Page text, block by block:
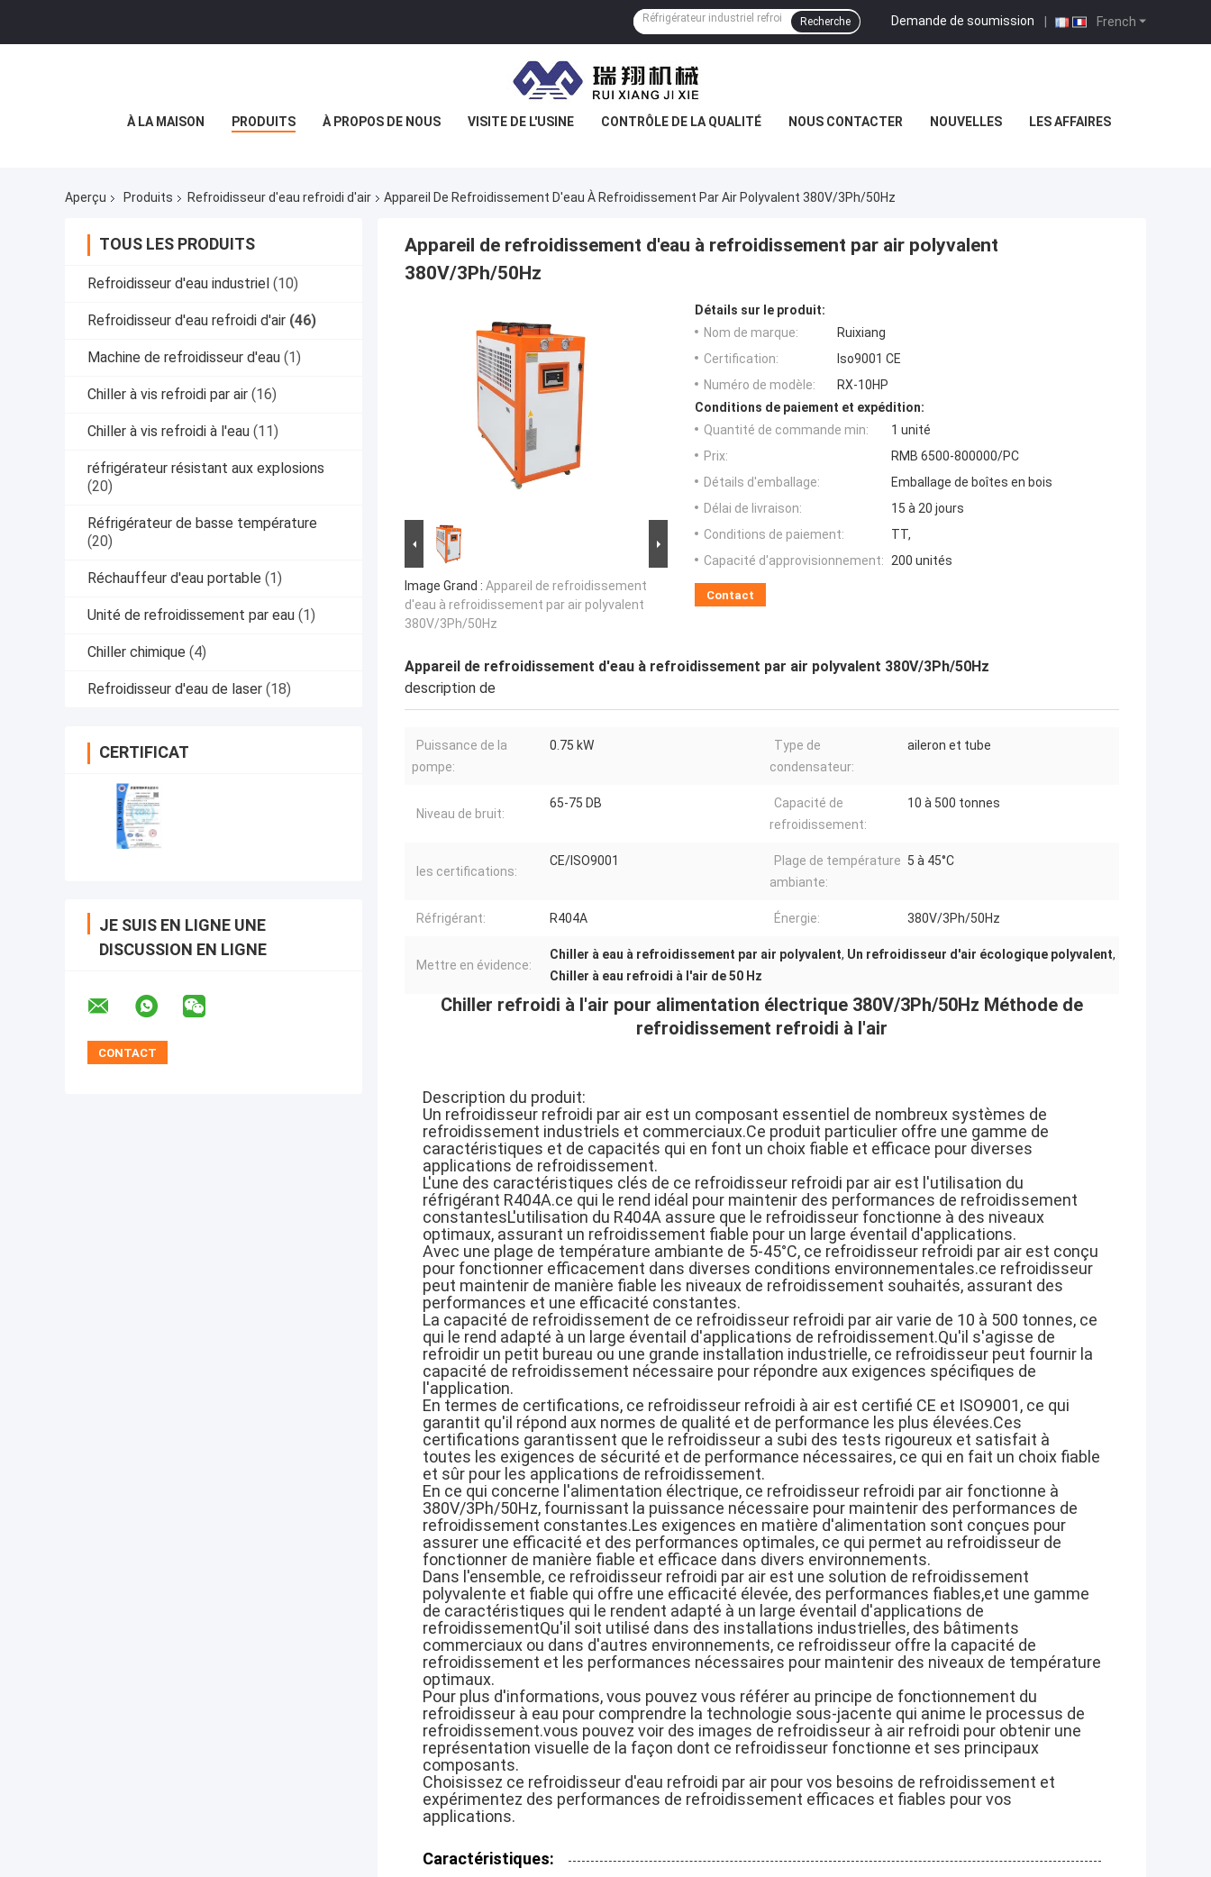
French
Demande de soumission |
Recherche
À LA MAISON PRODUITS À PROPOS DE NOUS VISITE DE L'USINE CONTRÔLE DE LA QUALITÉ NOUS CONTACTER NOUVELLES LES AFFAIRES
Aperçu Produits Refroidisseur d'eau refroidi d'air Appareil De Refroidissement D'eau À Refroidissement Par Air Polyvalent 380V/3Ph/50Hz
TOUS LES PRODUITS
Refroidisseur d'eau industriel (10)
Refroidisseur d'eau refroidi d'air (46)
Machine de refroidisseur d'eau (1)
Chiller à vis refroidi par air (16)
Chiller à vis refroidi à l'eau (11)
réfrigérateur résistant aux explosions
(20)
Réfrigérateur de basse température
(20)
Réchauffeur d'eau portable (1)
Unité de refroidissement par eau (1)
Chiller chimique (4)
Refroidisseur d'eau de laser (18)
CERTIFICAT
JE SUIS EN LIGNE UNE
DISCUSSION EN LIGNE
Appareil de refroidissement d'eau à refroidissement par air polyvalent
380V/3Ph/50Hz
Image Grand : Appareil de refroidissement
d'eau à refroidissement par air polyvalent
380V/3Ph/50Hz
Détails sur le produit:
Nom de marque:
Ruixiang
Certification:
Iso9001 CE
Numéro de modèle:
RX-10HP
Conditions de paiement et expédition:
Quantité de commande min:
1 unité
Prix:
RMB 6500-800000/PC
Détails d'emballage:
Emballage de boîtes en bois
Délai de livraison:
15 à 20 jours
Conditions de paiement:
TT,
Capacité d'approvisionnement: 200 unités
Contact
Appareil de refroidissement d'eau à refroidissement par air polyvalent 380V/3Ph/50Hz
description de
Puissance de la
pompe:
0.75 kW
Type de
condensateur:
aileron et tube
Niveau de bruit:
65-75 DB
Capacité de
refroidissement:
10 à 500 tonnes
les certifications:
CE/ISO9001
Plage de température
ambiante:
5 à 45°C
Réfrigérant: R404A Énergie: 380V/3Ph/50Hz
Mettre en évidence:
Chiller à eau à refroidissement par air polyvalent, Un refroidisseur d'air écologique polyvalent,
Chiller à eau refroidi à l'air de 50 Hz
Chiller refroidi à l'air pour alimentation électrique 380V/3Ph/50Hz Méthode de
refroidissement refroidi à l'air
Description du produit:
Un refroidisseur refroidi par air est un composant essentiel de nombreux systèmes de
refroidissement industriels et commerciaux.Ce produit particulier offre une gamme de
caractéristiques et de capacités qui en font un choix fiable et efficace pour diverses
applications de refroidissement.
L'une des caractéristiques clés de ce refroidisseur refroidi par air est l'utilisation du
réfrigérant R404A.ce qui le rend idéal pour maintenir des performances de refroidissement
constantesL'utilisation du R404A assure que le refroidisseur fonctionne à des niveaux
optimaux, assurant un refroidissement fiable pour un large éventail d'applications.
Avec une plage de température ambiante de 5-45°C, ce refroidisseur refroidi par air est conçu
pour fonctionner efficacement dans diverses conditions environnementales.ce refroidisseur
peut maintenir de manière fiable les niveaux de refroidissement souhaités, assurant des
performances et une efficacité constantes.
La capacité de refroidissement de ce refroidisseur refroidi par air varie de 10 à 500 tonnes, ce
qui le rend adapté à un large éventail d'applications de refroidissement.Qu'il s'agisse de
refroidir un petit bureau ou une grande installation industrielle, ce refroidisseur peut fournir la
capacité de refroidissement nécessaire pour répondre aux exigences spécifiques de
l'application.
En termes de certifications, ce refroidisseur refroidi à air est certifié CE et ISO9001, ce qui
garantit qu'il répond aux normes de qualité et de performance les plus élevées.Ces
certifications garantissent que le refroidisseur a subi des tests rigoureux et satisfait à
toutes les exigences de sécurité et de performance nécessaires, ce qui en fait un choix fiable
et sûr pour les applications de refroidissement.
En ce qui concerne l'alimentation électrique, ce refroidisseur refroidi par air fonctionne à
380V/3Ph/50Hz, fournissant la puissance nécessaire pour maintenir des performances de
refroidissement constantes.Les exigences en matière d'alimentation sont conçues pour
assurer une efficacité et des performances optimales, ce qui permet au refroidisseur de
fonctionner de manière fiable et efficace dans divers environnements.
Dans l'ensemble, ce refroidisseur refroidi par air est une solution de refroidissement
polyvalente et fiable qui offre une efficacité élevée, des performances fiables,et une gamme
de caractéristiques qui le rendent adapté à un large éventail d'applications de
refroidissementQu'il soit utilisé dans des installations industrielles, des bâtiments
commerciaux ou dans d'autres environnements, ce refroidisseur offre la capacité de
refroidissement et les performances nécessaires pour maintenir des niveaux de température
optimaux.
Pour plus d'informations, vous pouvez vous référer au principe de fonctionnement du
refroidisseur à eau pour comprendre la technologie sous-jacente qui anime le processus de
refroidissement.vous pouvez voir des images de refroidisseur à air refroidi pour obtenir une
représentation visuelle de la façon dont ce refroidisseur fonctionne et ses principaux
composants.
Choisissez ce refroidisseur d'eau refroidi par air pour vos besoins de refroidissement et
expérimentez des performances de refroidissement efficaces et fiables pour vos
applications.
Caractéristiques: